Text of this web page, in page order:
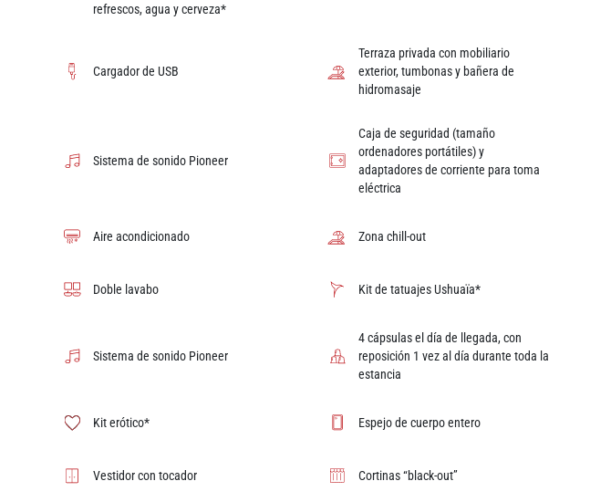
refrescos, agua y cerveza*
Cargador de USB
Terraza privada con mobiliario
exterior, tumbonas y bañera de
hidromasaje
Sistema de sonido Pioneer
Caja de seguridad (tamaño
ordenadores portátiles) y
adaptadores de corriente para toma
eléctrica
Aire acondicionado Zona chill-out
Doble lavabo Kit de tatuajes Ushuaïa*
Sistema de sonido Pioneer
4 cápsulas el día de llegada, con
reposición 1 vez al día durante toda la
estancia
Kit erótico* Espejo de cuerpo entero
Vestidor con tocador Cortinas “black-out”